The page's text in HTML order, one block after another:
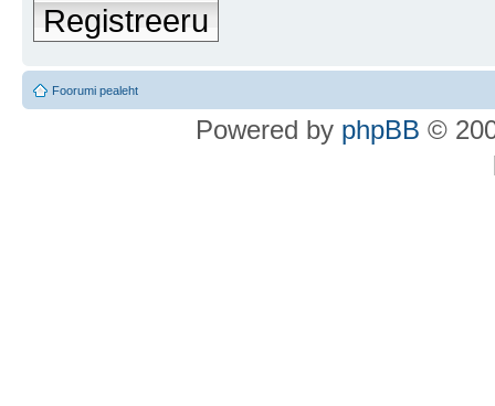
Registreeru
Foorumi pealeht
Powered by phpBB ©